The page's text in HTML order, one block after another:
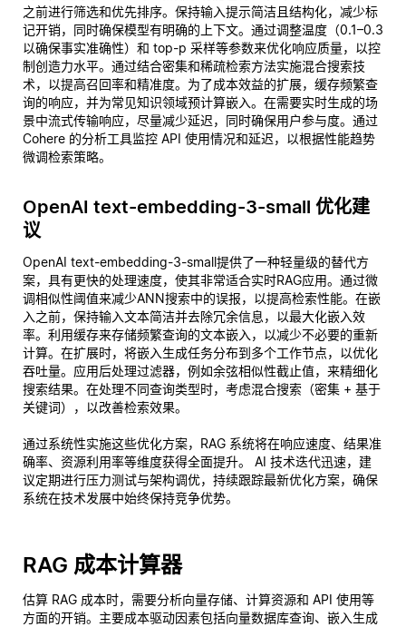
之前进行筛选和优先排序。保持输入提示简洁且结构化，减少标
记开销，同时确保模型有明确的上下文。通过调整温度（0.1–0.3
以确保事实准确性）和 top-p 采样等参数来优化响应质量，以控
制创造力水平。通过结合密集和稀疏检索方法实施混合搜索技
术，以提高召回率和精准度。为了成本效益的扩展，缓存频繁查
询的响应，并为常见知识领域预计算嵌入。在需要实时生成的场
景中流式传输响应，尽量减少延迟，同时确保用户参与度。通过
Cohere 的分析工具监控 API 使用情况和延迟，以根据性能趋势
微调检索策略。
OpenAI text-embedding-3-small 优化建
议
OpenAI text-embedding-3-small提供了一种轻量级的替代方
案，具有更快的处理速度，使其非常适合实时RAG应用。通过微
调相似性阈值来减少ANN搜索中的误报，以提高检索性能。在嵌
入之前，保持输入文本简洁并去除冗余信息，以最大化嵌入效
率。利用缓存来存储频繁查询的文本嵌入，以减少不必要的重新
计算。在扩展时，将嵌入生成任务分布到多个工作节点，以优化
吞吐量。应用后处理过滤器，例如余弦相似性截止值，来精细化
搜索结果。在处理不同查询类型时，考虑混合搜索（密集 + 基于
关键词），以改善检索效果。
通过系统性实施这些优化方案，RAG 系统将在响应速度、结果准
确率、资源利用率等维度获得全面提升。 AI 技术迭代迅速，建
议定期进行压力测试与架构调优，持续跟踪最新优化方案，确保
系统在技术发展中始终保持竞争优势。
RAG 成本计算器
估算 RAG 成本时，需要分析向量存储、计算资源和 API 使用等
方面的开销。主要成本驱动因素包括向量数据库查询、嵌入生成